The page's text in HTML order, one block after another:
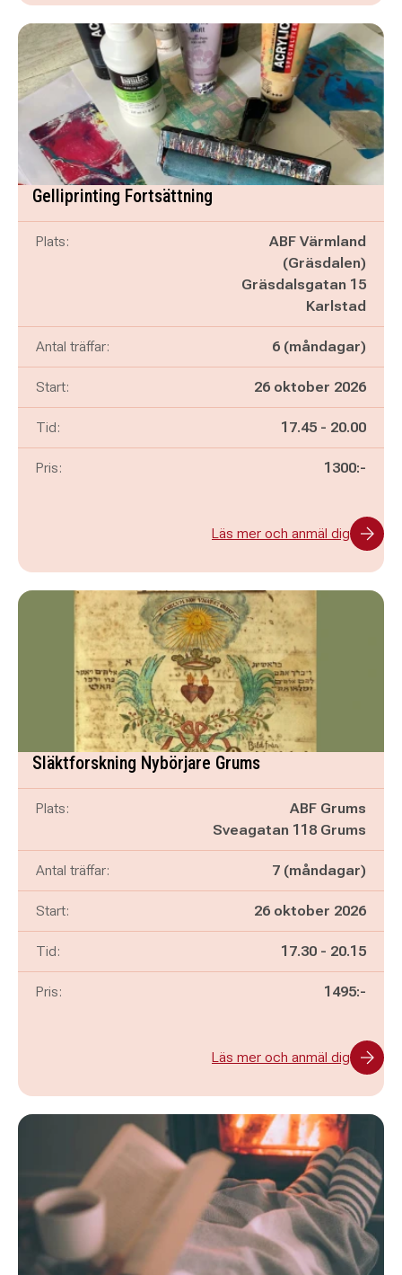
Gelliprinting Fortsättning
Plats:
ABF Värmland
(Gräsdalen)
Gräsdalsgatan 15
Karlstad
Antal träffar: 6 (måndagar)
Start: 26 oktober 2026
Tid: Pågår mellan
17.45 - och
20.00
Pris: 1300:-
Läs mer och anmäl dig
Släktforskning Nybörjare Grums
Plats:
ABF Grums
Sveagatan 118 Grums
Antal träffar: 7 (måndagar)
Start: 26 oktober 2026
Tid: Pågår mellan
17.30 - och
20.15
Pris: 1495:-
Läs mer och anmäl dig